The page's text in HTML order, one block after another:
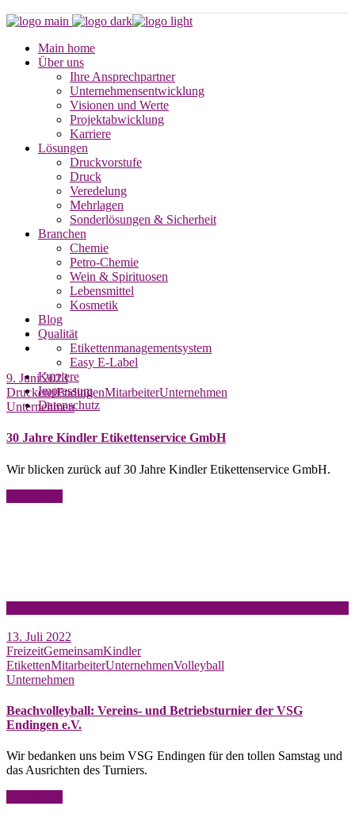
Main home
Über uns
Ihre Ansprechpartner
Unternehmensentwicklung
Visionen und Werte
Projektabwicklung
Karriere
Lösungen
Druckvorstufe
Druck
Veredelung
Mehrlagen
Sonderlösungen & Sicherheit
Branchen
Chemie
Petro-Chemie
Wein & Spirituosen
Lebensmittel
Kosmetik
Blog
Qualität
Etikettenmanagementsystem
Easy E-Label
Karriere
Impressum
Datenschutz
9. Juni 2023
DruckereiEndingenMitarbeiterUnternehmen
Unternehmen
30 Jahre Kindler Etikettenservice GmbH
Wir blicken zurück auf 30 Jahre Kindler Etikettenservice GmbH.
13. Juli 2022
FreizeitGemeinsamKindler
EtikettenMitarbeiterUnternehmenVolleyball
Unternehmen
Beachvolleyball: Vereins- und Betriebsturnier der VSG
Endingen e.V.
Wir bedanken uns beim VSG Endingen für den tollen Samstag und
das Ausrichten des Turniers.